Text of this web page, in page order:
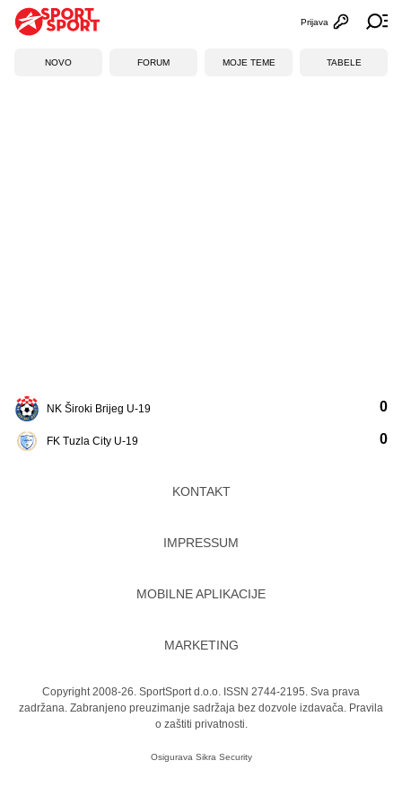
Otvori
Prijava
NOVO FORUM MOJE TEME TABELE
NK Široki Brijeg U-19
FK Tuzla City U-19
0
0
KONTAKT
IMPRESSUM
MOBILNE APLIKACIJE
MARKETING
Copyright 2008-26. SportSport d.o.o. ISSN 2744-2195. Sva prava
zadržana. Zabranjeno preuzimanje sadržaja bez dozvole izdavača. Pravila
o zaštiti privatnosti.
Osigurava Sikra Security